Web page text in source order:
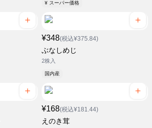
¥ スーパー価格
¥348(税込¥375.84)
ぶなしめじ
2株入
国内産
¥168(税込¥181.44)
えのき茸